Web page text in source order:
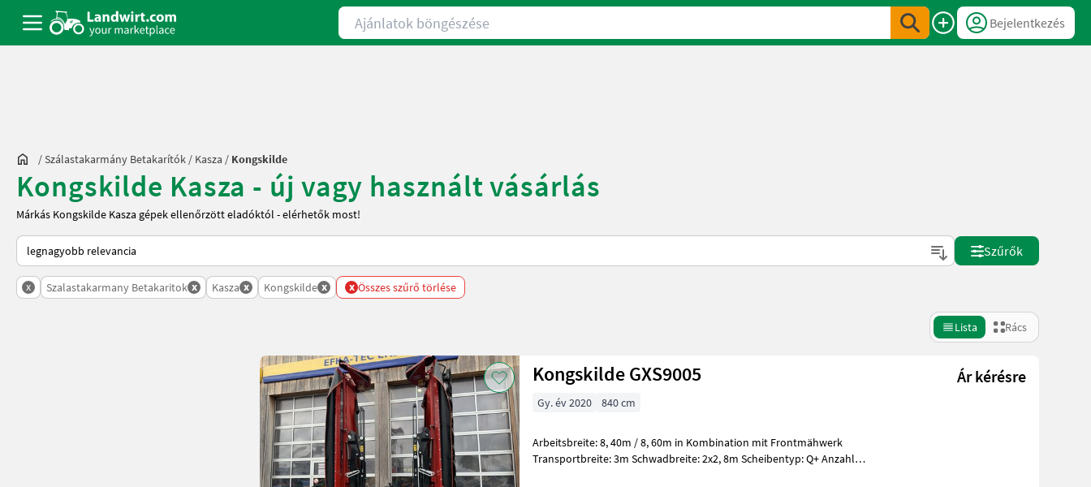
Ajánlatok böngészése
Bejelentkezés
/Szálastakarmány Betakarítók / Kasza / Kongskilde
Kongskilde Kasza - új vagy használt vásárlás
Márkás Kongskilde Kasza gépek ellenőrzött eladóktól - elérhetők most!
Így van sorba rendezve a Landwirt.com-on
Szűrők
x Szalastakarmany Betakaritok x Kasza x Kongskilde x x Összes szűrő törlése
Lista Rács
Kongskilde GXS9005 Ár kérésre
Gy. év 2020 840 cm
Arbeitsbreite: 8, 40m / 8, 60m in Kombination mit Frontmähwerk
Transportbreite: 3m Schwadbreite: 2x2, 8m Scheibentyp: Q+ Anzahl